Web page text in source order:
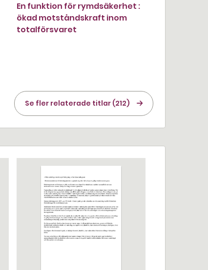
En funktion för rymdsäkerhet :
ökad motståndskraft inom
totalförsvaret
Se fler relaterade titlar (212)